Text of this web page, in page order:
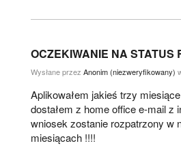
OCZEKIWANIE NA STATUS
Wysłane przez Anonim (niezweryfikowany)
Aplikowałem jakieś trzy
dostałem z home office e-mail z
wniosek zostanie rozpatrzony w
miesiącach !!!!